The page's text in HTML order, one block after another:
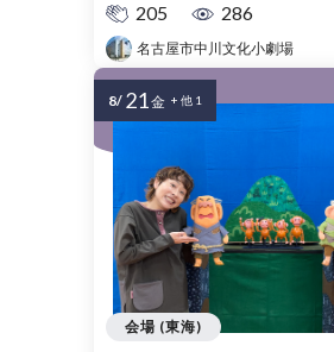
205
286
名古屋市中川文化小劇場
会場 (東海)
8/ 21金 + 他 1